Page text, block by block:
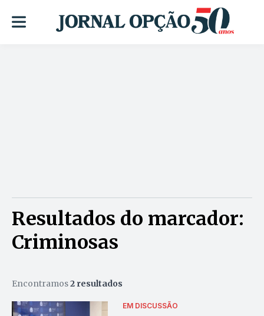
Resultados do marcador:
Criminosas
Encontramos2 resultados
EM DISCUSSÃO